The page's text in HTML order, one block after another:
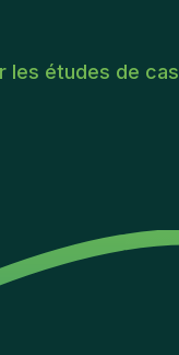
les études de cas